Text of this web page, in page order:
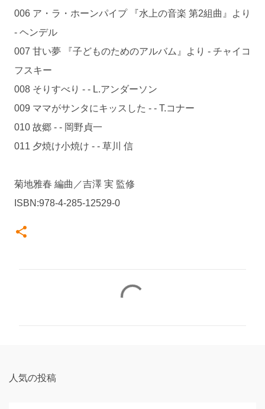
006 ア・ラ・ホーンパイプ 『水上の音楽 第2組曲』より
- ヘンデル
007 甘い夢 『子どものためのアルバム』より - チャイコ
フスキー
008 そりすべり - - L.アンダーソン
009 ママがサンタにキッスした - - T.コナー
010 故郷 - - 岡野貞一
011 夕焼け小焼け - - 草川 信
菊地雅春 編曲／吉澤 実 監修
ISBN:978-4-285-12529-0
人気の投稿